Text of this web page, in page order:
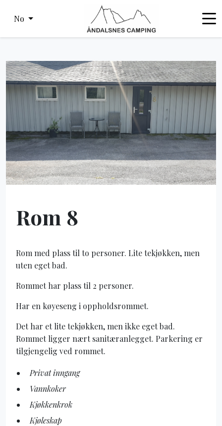
No
Rom 8
Rom med plass til to personer. Lite tekjøkken, men
uten eget bad.
Rommet har plass til 2 personer.
Har en køyeseng i oppholdsrommet.
Det har et lite tekjøkken, men ikke eget bad.
Rommet ligger nært sanitæranlegget. Parkering er
tilgjengelig ved rommet.
Privat inngang
Vannkoker
Kjøkkenkrok
Kjøleskap